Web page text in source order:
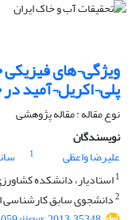
ویژگی¬های
پلی¬اکریل¬آمید
نوع مقاله : مقاله پژوهشی
نویسندگان
علیرضا واعظی
1
1استادیار، دانشکده
2دانشجوی سابق کارشناسی